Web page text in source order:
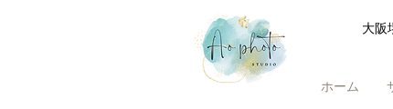
大阪
ホーム